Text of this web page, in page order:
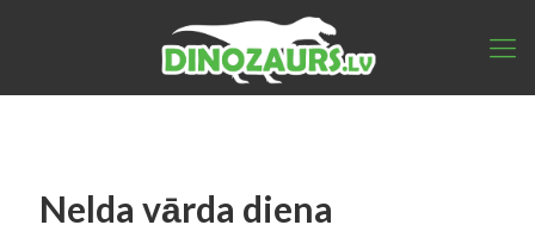
Nelda vārda diena